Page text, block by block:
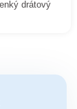
drátový